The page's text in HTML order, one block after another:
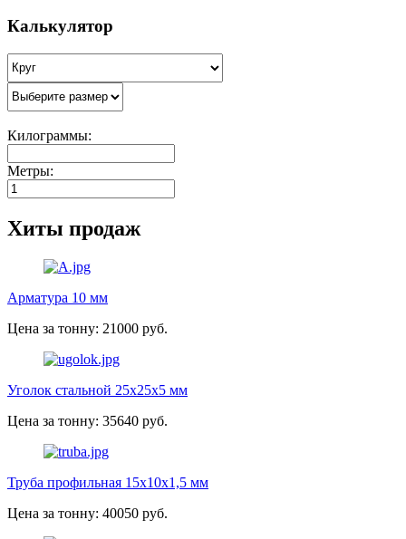
Калькулятор
Килограммы:
Метры:
Хиты продаж
Арматура 10 мм
Цена за тонну: 21000 руб.
Уголок стальной 25х25х5 мм
Цена за тонну: 35640 руб.
Труба профильная 15х10х1,5 мм
Цена за тонну: 40050 руб.